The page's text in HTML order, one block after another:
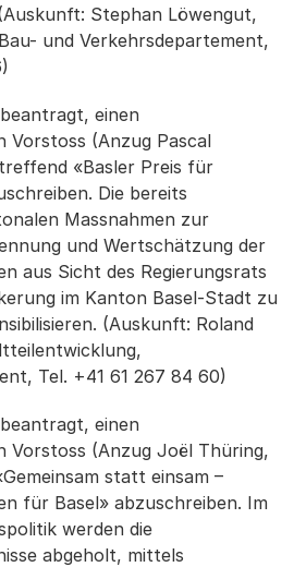
Stephan Löwengut,
und Verkehrsdepartement,
einen
Vorstoss (Anzug Pascal
«Basler Preis für
Die bereits
Massnahmen zur
und Wertschätzung der
aus Sicht des Regierungsrats
im Kanton Basel-Stadt zu
(Auskunft: Roland
Tel. +41 61 267 84 60)
einen
Vorstoss (Anzug Joël Thüring,
statt einsam –
für Basel» abzuschreiben. Im
werden die
abgeholt, mittels